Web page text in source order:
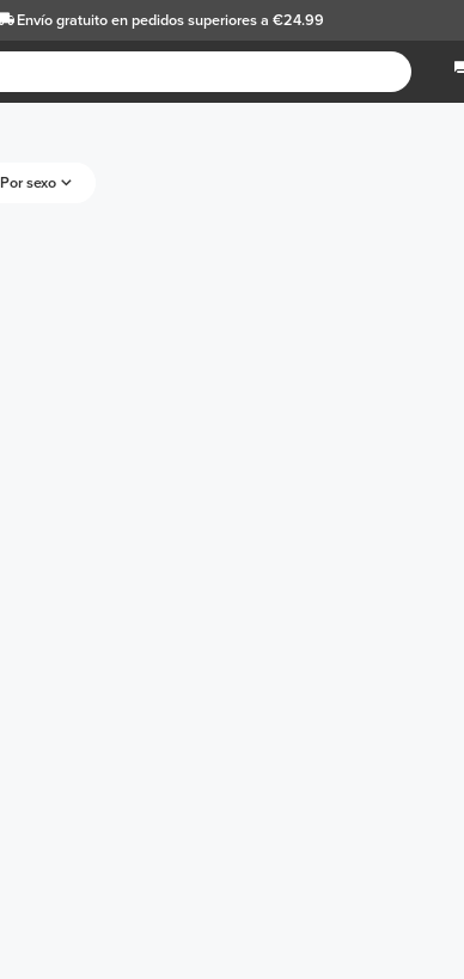
Envío gratuitoen pedidos superiores a €24.99
Por sexo